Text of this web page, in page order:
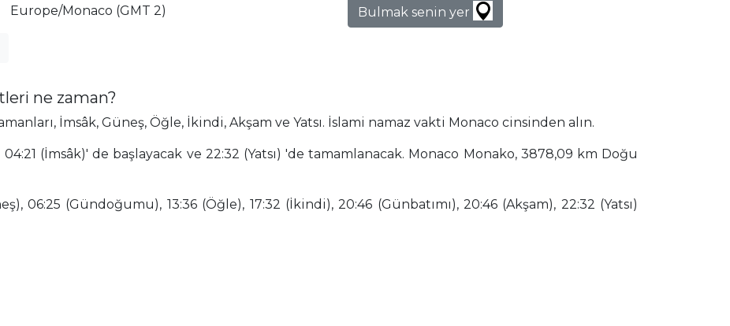
Europe/Monaco (GMT 2)
Bulmak senin yer
ne zaman?
İmsâk, Güneş, Öğle, İkindi, Akşam ve Yatsı. İslami namaz vakti Monaco cinsinden alın.
(İmsâk)' de başlayacak ve 22:32 (Yatsı) 'de tamamlanacak. Monaco Monako, 3878,09 km Doğu
06:25 (Gündoğumu), 13:36 (Öğle), 17:32 (İkindi), 20:46 (Günbatımı), 20:46 (Akşam), 22:32 (Yatsı)